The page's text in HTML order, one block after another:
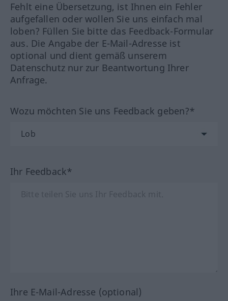
Fehlt eine Übersetzung, ist Ihnen ein Fehler
aufgefallen oder wollen Sie uns einfach mal
loben? Füllen Sie bitte das Feedback-Formular
aus. Die Angabe der E-Mail-Adresse ist
optional und dient gemäß unserem
Datenschutz nur zur Beantwortung Ihrer
Anfrage.
Wozu möchten Sie uns Feedback geben?*
Ihr Feedback*
Ihre E-Mail-Adresse (optional)